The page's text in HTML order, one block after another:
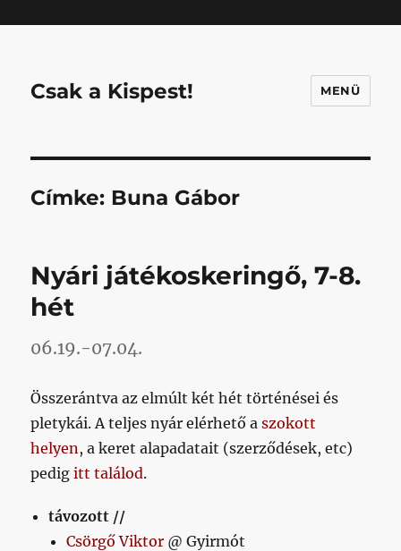
Csak a Kispest! MENÜ
Címke: Buna Gábor
Nyári játékoskeringő, 7-8.
hét
06.19.-07.04.
Összerántva az elmúlt két hét történései és
pletykái. A teljes nyár elérhető aszokott
helyen, a keret alapadatait (szerződések, etc)
pedigitt találod.
távozott //
Csörgő Viktor @ Gyirmót